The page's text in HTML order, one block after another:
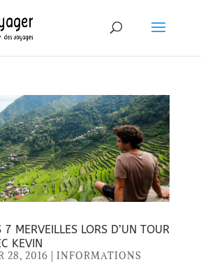
7 MERVEILLES LORS D’UN TOUR
KEVIN
28, 2016 INFORMATIONS